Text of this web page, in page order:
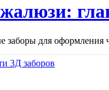
заборы для оформления